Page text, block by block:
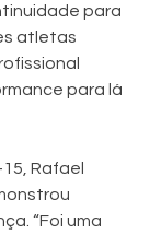
para
atletas
para lá
Rafael
“Foi uma